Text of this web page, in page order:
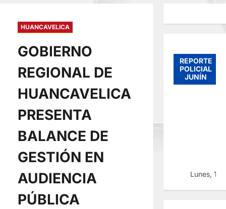
HUANCAVELICA
GOBIERNO
REGIONAL DE
HUANCAVELICA
PRESENTA
BALANCE DE
GESTIÓN EN
AUDIENCIA
PÚBLICA
REPORTE
POLICIAL
JUNÍN
Lunes, 10